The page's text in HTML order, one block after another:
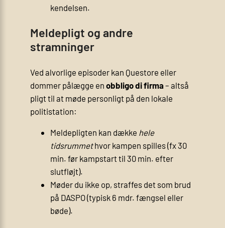
kendelsen.
Meldepligt og andre
stramninger
Ved alvorlige episoder kan Questore eller
dommer pålægge en obbligo di firma – altså
pligt til at møde personligt på den lokale
politistation:
Meldepligten kan dække hele
tidsrummethvor kampen spilles (fx 30
min. før kampstart til 30 min. efter
slutfløjt).
Møder du ikke op, straffes det som brud
på DASPO (typisk 6 mdr. fængsel eller
bøde).